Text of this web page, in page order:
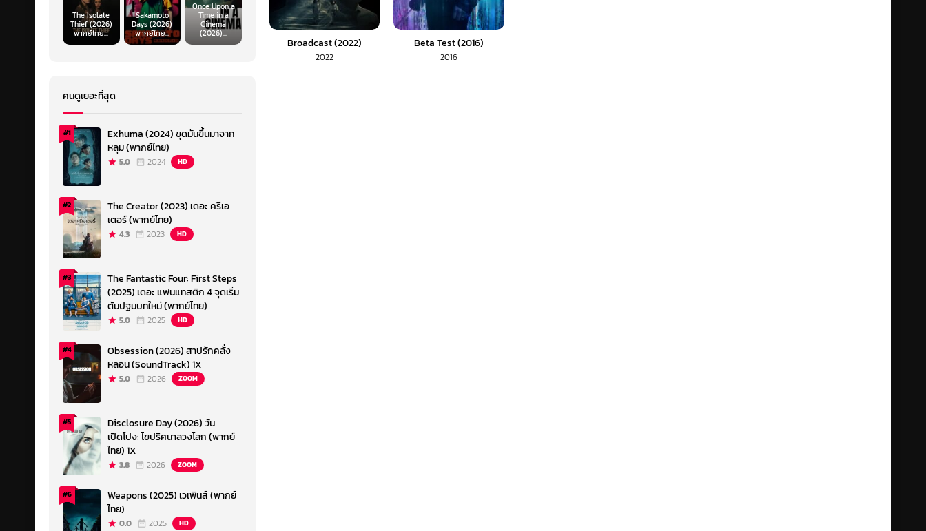
Broadcast (2022)
2022
Beta Test (2016)
2016
The Isolate
Thief (2026)
พากย์ไทย...
Sakamoto
Days (2026)
พากย์ไทย...
Once Upon a
Time in a
Cinema
(2026)...
คนดูเยอะที่สุด
#1
Exhuma (2024) ขุดมันขึ้นมาจาก
หลุม (พากย์ไทย)
5.0 2024 HD
#2
The Creator (2023) เดอะ ครีเอ
เตอร์ (พากย์ไทย)
4.3 2023 HD
#3
The Fantastic Four: First Steps
(2025) เดอะ แฟนแทสติก 4 จุดเริ่ม
ต้นปฐมบทใหม่ (พากย์ไทย)
5.0 2025 HD
#4
Obsession (2026) สาปรักคลั่ง
หลอน (SoundTrack) 1X
5.0 2026 ZOOM
#5
Disclosure Day (2026) วัน
เปิดโปง: ไขปริศนาลวงโลก (พากย์
ไทย) 1X
3.8 2026 ZOOM
#6
Weapons (2025) เวเพินส์ (พากย์
ไทย)
0.0 2025 HD